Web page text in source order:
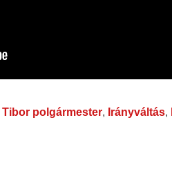
Tibor polgármester, Irányváltás,